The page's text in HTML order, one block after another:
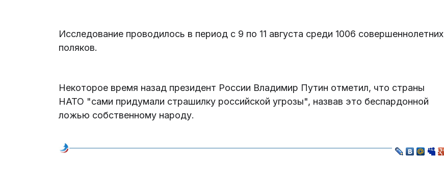
Исследование проводилось в период с 9 по 11 августа среди 1006 совершеннолетних
поляков.
Некоторое время назад президент России Владимир Путин отметил, что страны
НАТО "сами придумали страшилку российской угрозы", назвав это беспардонной
ложью собственному народу.